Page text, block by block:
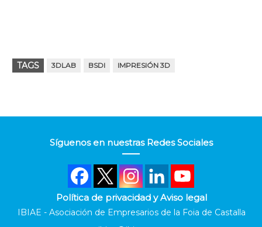
TAGS 3DLAB BSDI IMPRESIÓN 3D
Síguenos en nuestras Redes Sociales
Política de privacidad y Aviso legal
IBIAE - Asociación de Empresarios de la Foia de Castalla